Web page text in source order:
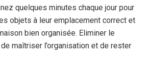
quelques minutes chaque jour pour
objets à leur emplacement correct et
bien organisée. Eliminer le
maîtriser l’organisation et de rester